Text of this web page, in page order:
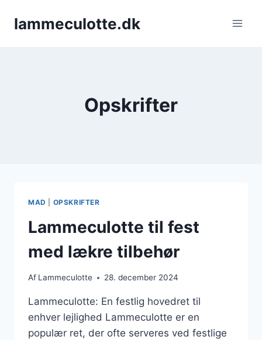
lammeculotte.dk
Opskrifter
MAD OPSKRIFTER
Lammeculotte til fest
med lækre tilbehør
Af Lammeculotte 28. december 2024
Lammeculotte: En festlig hovedret til
enhver lejlighed Lammeculotte er en
populær ret, der ofte serveres ved festlige